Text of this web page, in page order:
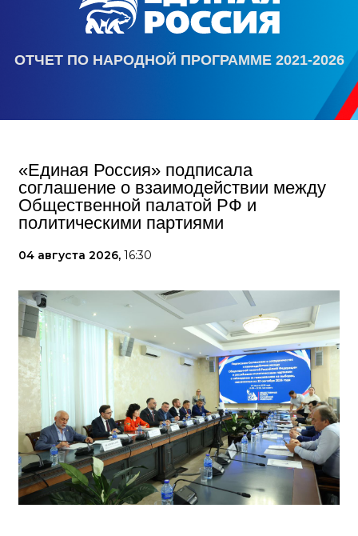
ОТЧЕТ ПО НАРОДНОЙ ПРОГРАММЕ 2021-2026
«Единая Россия» подписала
соглашение о взаимодействии между
Общественной палатой РФ и
политическими партиями
04 августа 2026, 16:30